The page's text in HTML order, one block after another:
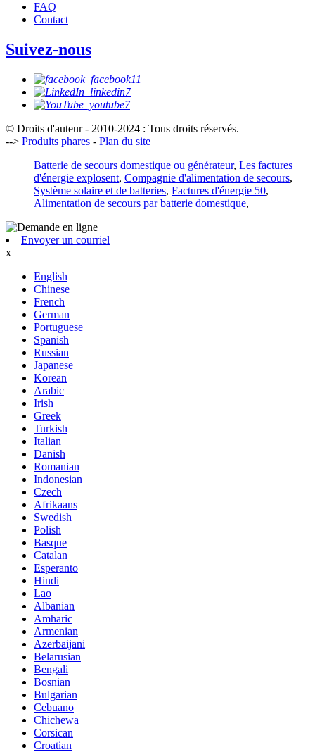
FAQ
Contact
Suivez-nous
© Droits d'auteur - 2010-2024 : Tous droits réservés.
--> Produits phares - Plan du site
Batterie de secours domestique ou générateur, Les factures
d'énergie explosent, Compagnie d'alimentation de secours,
Système solaire et de batteries, Factures d'énergie 50,
Alimentation de secours par batterie domestique,
Envoyer un courriel
x
English
Chinese
French
German
Portuguese
Spanish
Russian
Japanese
Korean
Arabic
Irish
Greek
Turkish
Italian
Danish
Romanian
Indonesian
Czech
Afrikaans
Swedish
Polish
Basque
Catalan
Esperanto
Hindi
Lao
Albanian
Amharic
Armenian
Azerbaijani
Belarusian
Bengali
Bosnian
Bulgarian
Cebuano
Chichewa
Corsican
Croatian